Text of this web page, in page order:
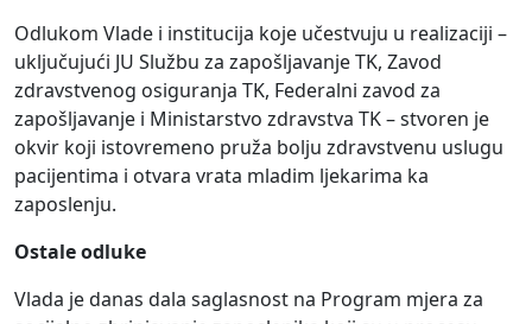
Odlukom Vlade i institucija koje učestvuju u realizaciji –
uključujući JU Službu za zapošljavanje TK, Zavod
zdravstvenog osiguranja TK, Federalni zavod za
zapošljavanje i Ministarstvo zdravstva TK – stvoren je
okvir koji istovremeno pruža bolju zdravstvenu uslugu
pacijentima i otvara vrata mladim ljekarima ka
zaposlenju.
Ostale odluke
Vlada je danas dala saglasnost na Program mjera za